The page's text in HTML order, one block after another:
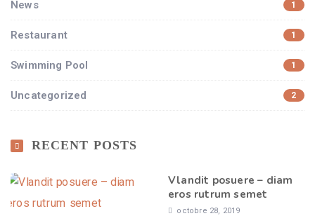
News 1
Restaurant 1
Swimming Pool 1
Uncategorized 2
RECENT POSTS
Vlandit posuere – diam
eros rutrum semet
octobre 28, 2019